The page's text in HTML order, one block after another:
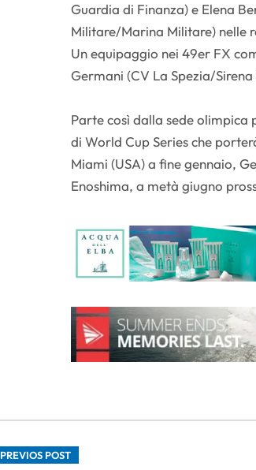
Guardia di Finanza) e Elena
Militare/Marina Militare) nelle
Un equipaggio nei 49er FX
Germani (CV La Spezia/
Parte così dalla sede olimpica
di World Cup Series che
Miami (USA) a fine gennaio,
Enoshima, a metà giugno
PREVIOS POST